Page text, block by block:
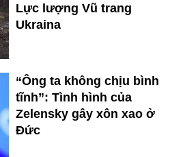
Lực lượng Vũ trang
Ukraina
“Ông ta không chịu bình
tĩnh”: Tình hình của
Zelensky gây xôn xao ở
Đức